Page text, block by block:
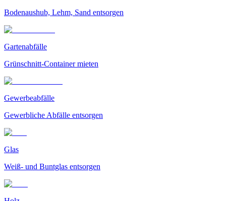
Bodenaushub, Lehm, Sand entsorgen
Gartenabfälle
Grünschnitt-Container mieten
Gewerbeabfälle
Gewerbliche Abfälle entsorgen
Glas
Weiß- und Buntglas entsorgen